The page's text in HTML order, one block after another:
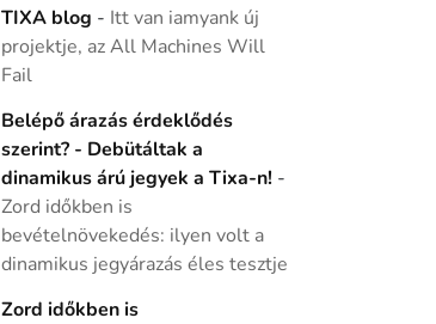
TIXA blog - Itt van iamyank új
projektje, az All Machines Will
Fail
Belépő árazás érdeklődés
szerint? - Debütáltak a
dinamikus árú jegyek a Tixa-n! -
Zord időkben is
bevételnövekedés: ilyen volt a
dinamikus jegyárazás éles tesztje
Zord időkben is